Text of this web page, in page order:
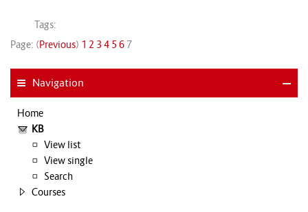
Tags:
Page: (Previous) 1 2 3 4 5 6 7
Navigation
Home
KB
View list
View single
Search
Courses